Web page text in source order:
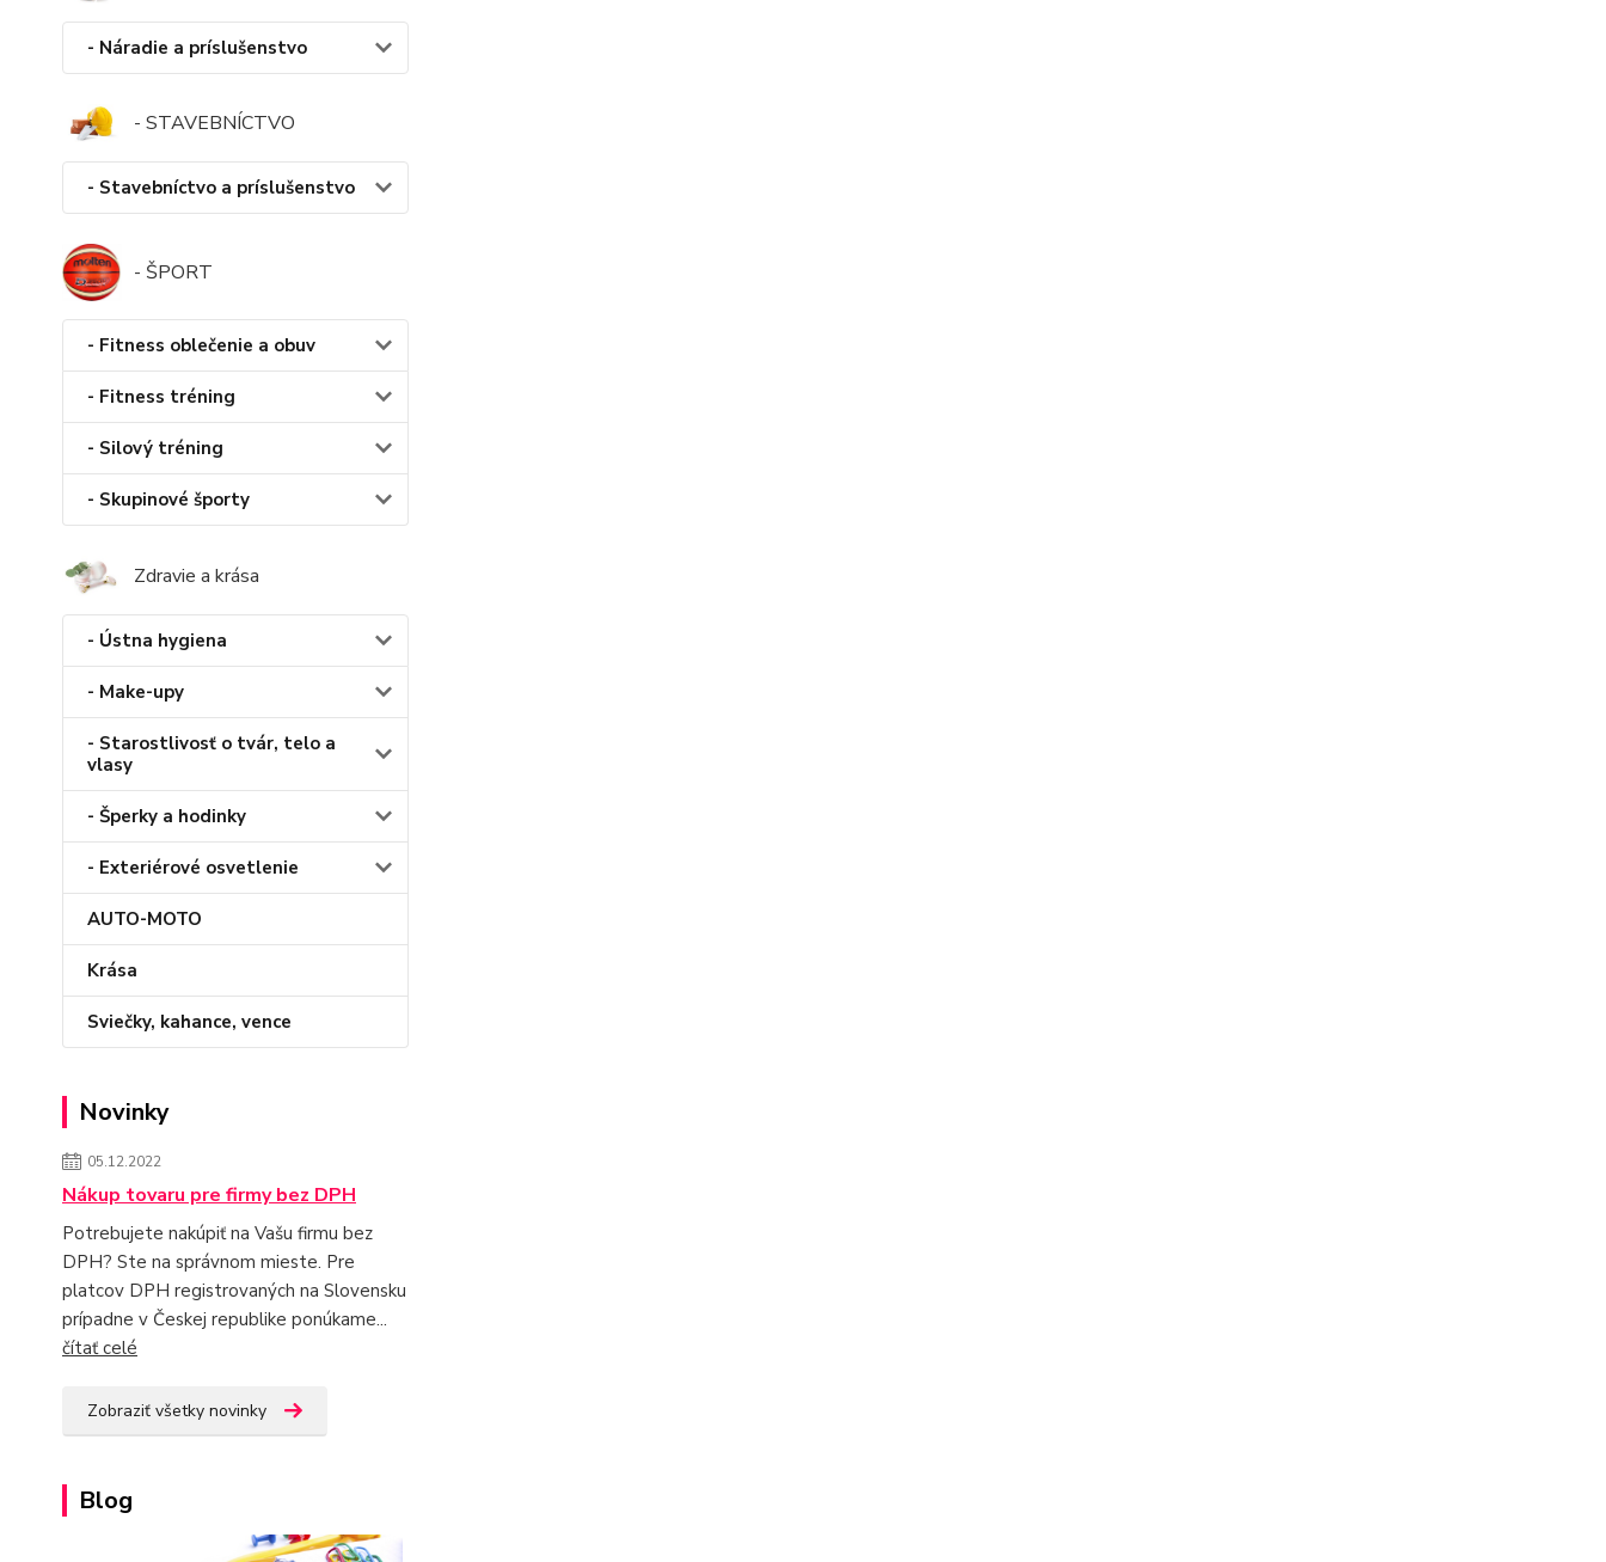
- Náradie a príslušenstvo
- STAVEBNÍCTVO
- Stavebníctvo a príslušenstvo
- ŠPORT
- Fitness oblečenie a obuv
- Fitness tréning
- Silový tréning
- Skupinové športy
Zdravie a krása
- Ústna hygiena
- Make-upy
- Starostlivosť o tvár, telo a
vlasy
- Šperky a hodinky
- Exteriérové osvetlenie
AUTO-MOTO
Krása
Sviečky, kahance, vence
Novinky
05.12.2022
Nákup tovaru pre firmy bez DPH
Potrebujete nakúpiť na Vašu firmu bez
DPH? Ste na správnom mieste. Pre
platcov DPH registrovaných na Slovensku
prípadne v Českej republike ponúkame...
čítať celé
Zobraziť všetky novinky
Blog